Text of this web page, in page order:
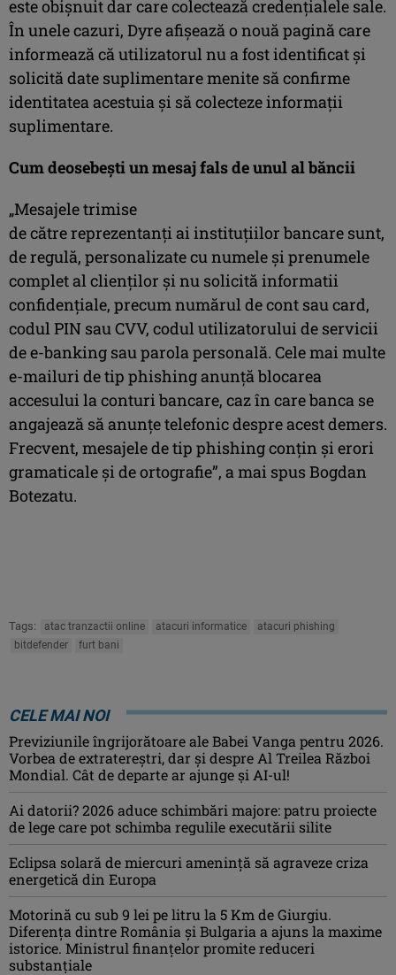
este obișnuit dar care colectează credențialele sale.
În unele cazuri, Dyre afișează o nouă pagină care
informează că utilizatorul nu a fost identificat și
solicită date suplimentare menite să confirme
identitatea acestuia și să colecteze informații
suplimentare.
Cum deosebești un mesaj fals de unul al băncii
„Mesajele trimise
de către reprezentanți ai instituțiilor bancare sunt,
de regulă, personalizate cu numele și prenumele
complet al clienților și nu solicită informatii
confidențiale, precum numărul de cont sau card,
codul PIN sau CVV, codul utilizatorului de servicii
de e-banking sau parola personală. Cele mai multe
e-mailuri de tip phishing anunță blocarea
accesului la conturi bancare, caz în care banca se
angajează să anunțe telefonic despre acest demers.
Frecvent, mesajele de tip phishing conțin și erori
gramaticale și de ortografie”, a mai spus Bogdan
Botezatu.
Tags: atac tranzactii online atacuri informatice
atacuri phishing
bitdefender
furt bani
CELE MAI NOI
Previziunile îngrijorătoare ale Babei Vanga pentru 2026.
Vorbea de extratereștri, dar și despre Al Treilea Război
Mondial. Cât de departe ar ajunge și AI-ul!
Ai datorii? 2026 aduce schimbări majore: patru proiecte
de lege care pot schimba regulile executării silite
Eclipsa solară de miercuri ameninţă să agraveze criza
energetică din Europa
Motorină cu sub 9 lei pe litru la 5 Km de Giurgiu.
Diferența dintre România și Bulgaria a ajuns la maxime
istorice. Ministrul finanțelor promite reduceri
substanțiale